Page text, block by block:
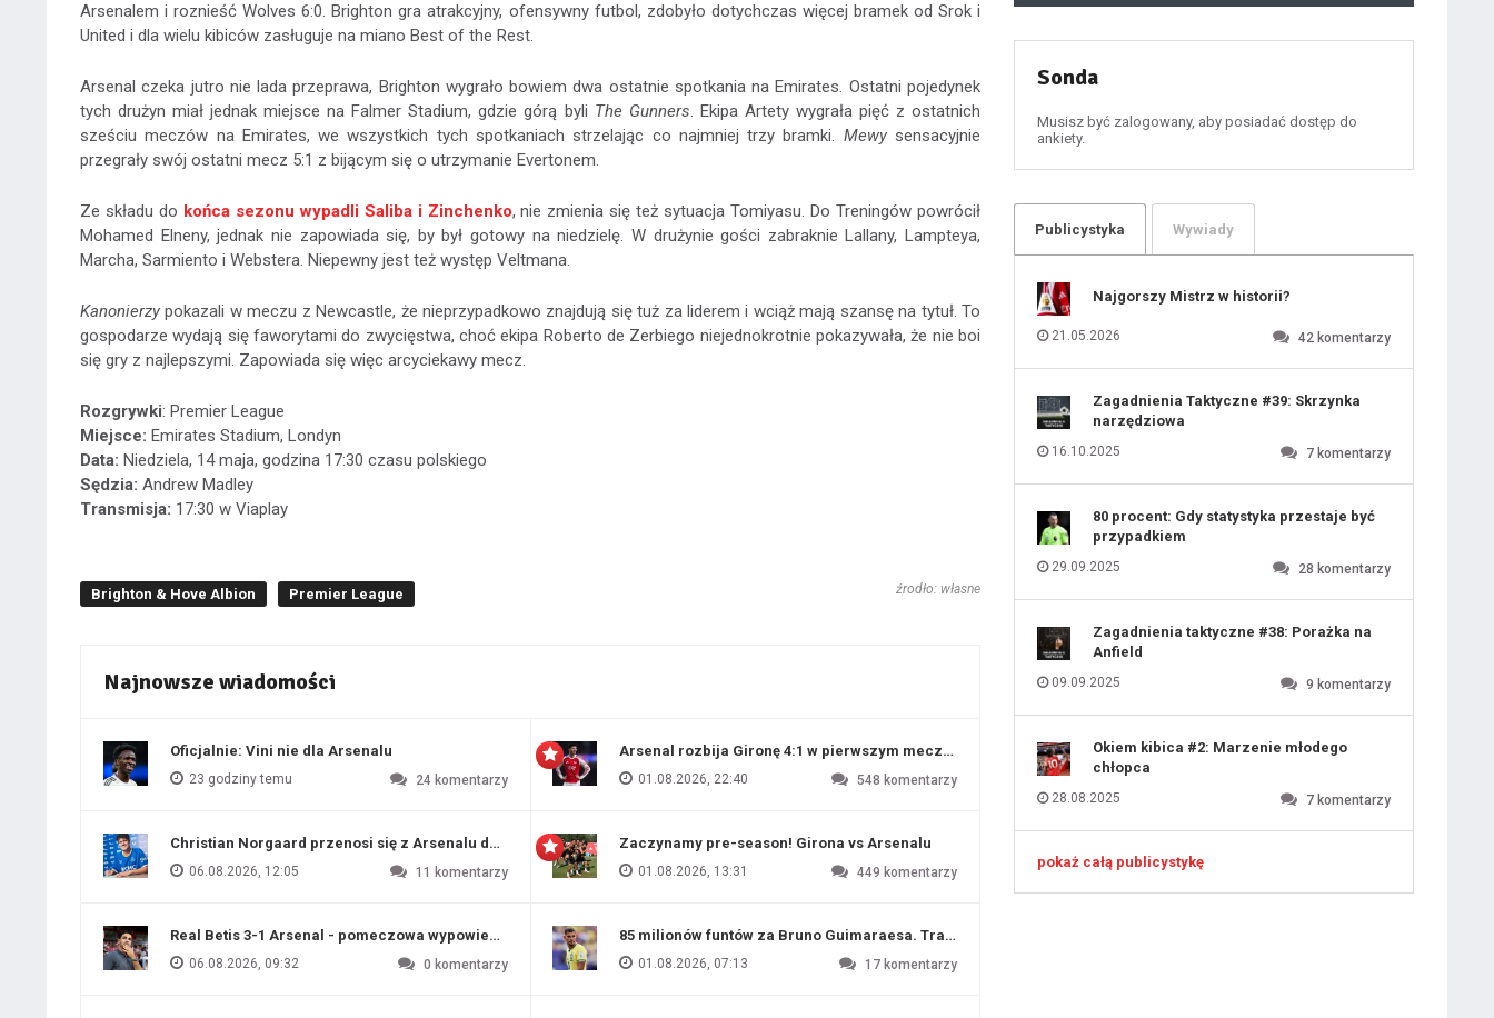
Arsenalem i roznieść Wolves 6:0. Brighton gra atrakcyjny, ofensywny futbol, zdobyło dotychczas więcej bramek od Srok i
United i dla wielu kibiców zasługuje na miano Best of the Rest.
Arsenal czeka jutro nie lada przeprawa, Brighton wygrało bowiem dwa ostatnie spotkania na Emirates. Ostatni pojedynek
tych drużyn miał jednak miejsce na Falmer Stadium, gdzie górą byli The Gunners. Ekipa Artety wygrała pięć z ostatnich
sześciu meczów na Emirates, we wszystkich tych spotkaniach strzelając co najmniej trzy bramki. Mewysensacyjnie
przegrały swój ostatni mecz 5:1 z bijącym się o utrzymanie Evertonem.
Ze składu do końca sezonu wypadli Saliba i Zinchenko, nie zmienia się też sytuacja Tomiyasu. Do Treningów powrócił
Mohamed Elneny, jednak nie zapowiada się, by był gotowy na niedzielę. W drużynie gości zabraknie Lallany, Lampteya,
Marcha, Sarmiento i Webstera. Niepewny jest też występ Veltmana.
Kanonierzy pokazali w meczu z Newcastle, że nieprzypadkowo znajdują się tuż za liderem i wciąż mają szansę na tytuł. To
gospodarze wydają się faworytami do zwycięstwa, choć ekipa Roberto de Zerbiego niejednokrotnie pokazywała, że nie boi
się gry z najlepszymi. Zapowiada się więc arcyciekawy mecz.
Rozgrywki: Premier League
Miejsce: Emirates Stadium, Londyn
Data: Niedziela, 14 maja, godzina 17:30 czasu polskiego
Sędzia: Andrew Madley
Transmisja: 17:30 w Viaplay
Brighton & Hove Albion Premier League źrodło: własne
Najnowsze wiadomości
Oficjalnie: Vini nie dla Arsenalu
23 godziny temu 24 komentarzy
Christian Norgaard przenosi się z Arsenalu do Evertonu
06.08.2026, 12:05 11 komentarzy
Real Betis 3-1 Arsenal - pomeczowa wypowiedź Artety
06.08.2026, 09:32 0 komentarzy
Arsenal rozbija Gironę 4:1 w pierwszym meczu przygotowawczym
01.08.2026, 22:40 548 komentarzy
Zaczynamy pre-season! Girona vs Arsenalu
01.08.2026, 13:31 449 komentarzy
85 milionów funtów za Bruno Guimaraesa. Transfer na ostatniej prostej
01.08.2026, 07:13 17 komentarzy
Sonda
Musisz być zalogowany, aby posiadać dostęp do
ankiety.
Publicystyka Wywiady
Najgorszy Mistrz w historii?
21.05.2026 42 komentarzy
Zagadnienia Taktyczne #39: Skrzynka
narzędziowa
16.10.2025 7 komentarzy
80 procent: Gdy statystyka przestaje być
przypadkiem
29.09.2025 28 komentarzy
Zagadnienia taktyczne #38: Porażka na
Anfield
09.09.2025 9 komentarzy
Okiem kibica #2: Marzenie młodego
chłopca
28.08.2025 7 komentarzy
pokaż całą publicystykę